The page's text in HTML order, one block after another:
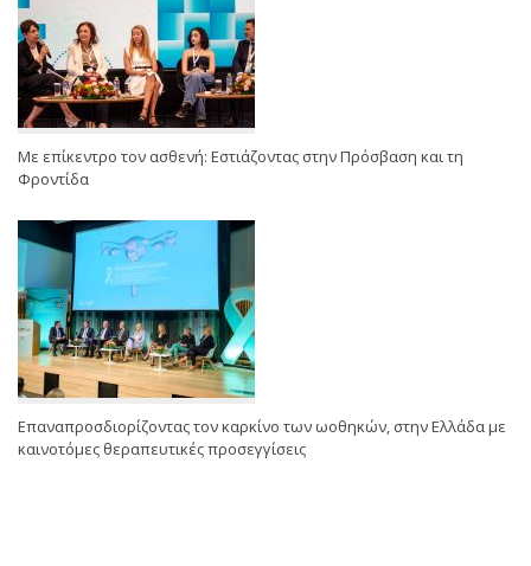
Με επίκεντρο τον ασθενή: Εστιάζοντας στην Πρόσβαση και τη
Φροντίδα
Επαναπροσδιορίζοντας τον καρκίνο των ωοθηκών, στην Ελλάδα με
καινοτόμες θεραπευτικές προσεγγίσεις